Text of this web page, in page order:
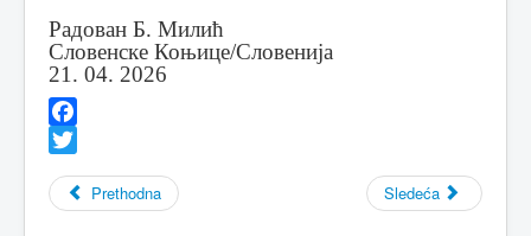
Радован Б. Милић
Словенске Коњице/Словенија
21. 04. 2026
Facebook
Prethodna
Sledeća